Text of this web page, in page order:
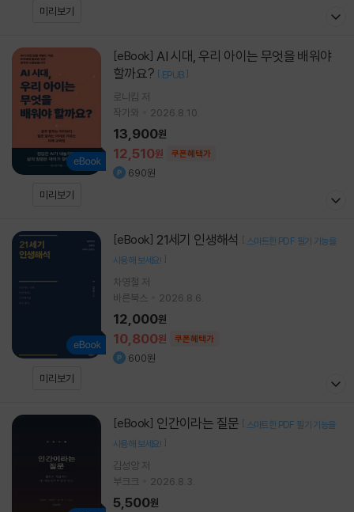
미리보기
미리보기
[eBook]
할까요? [ EPUB ]
로니킴 저
작가와
2026.8.10.
12,510원 쿠폰혜택가
13,900원
690원
미리보기
[eBook] 21세기 인생해석 [ 스마트한 PDF 필기 기능을
사용해 보세요! ]
차영철 저
바른북스
2026.8.6.
10,800원 쿠폰혜택가
12,000원
600원
[eBook] 인간이라는 질문 [ 스마트한 PDF 필기 기능을
사용해 보세요! ]
김성앙 저
부크크
2026.8.3.
5,500원